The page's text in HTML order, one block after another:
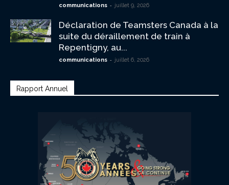
communications - juillet 9, 2026
Déclaration de Teamsters Canada à la
suite du déraillement de train à
Repentigny, au...
communications - juillet 6, 2026
Rapport Annuel